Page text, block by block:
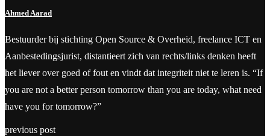
Ahmed Aarad
Bestuurder bij stichting Open Source & Overheid, freelance ICT en
Aanbestedingsjurist, distantieert zich van rechts/links denken heeft
het liever over goed of fout en vindt dat integriteit niet te leren is. “If
you are not a better person tomorrow than you are today, what need
have you for tomorrow?”
previous post